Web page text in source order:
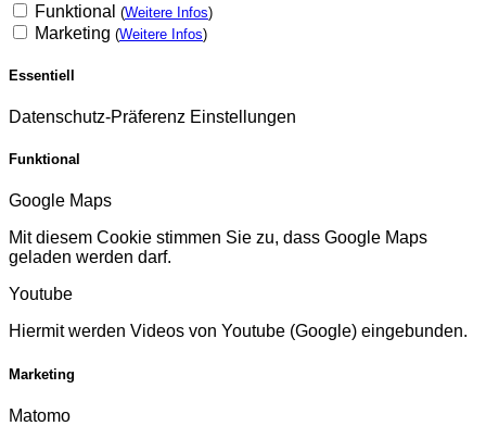
Funktional (Weitere Infos)
Marketing (Weitere Infos)
Essentiell
Datenschutz-Präferenz Einstellungen
Funktional
Google Maps
Mit diesem Cookie stimmen Sie zu, dass Google Maps
geladen werden darf.
Youtube
Hiermit werden Videos von Youtube (Google) eingebunden.
Marketing
Matomo